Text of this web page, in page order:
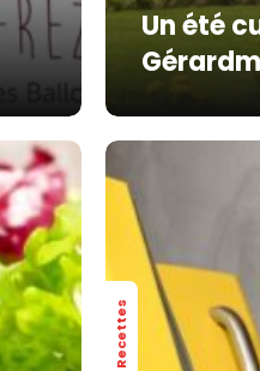
Un été
Recettes